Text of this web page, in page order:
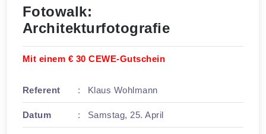
Fotowalk:
Architekturfotografie
Mit einem € 30 CEWE-Gutschein
Referent : Klaus Wohlmann
Datum : Samstag, 25. April